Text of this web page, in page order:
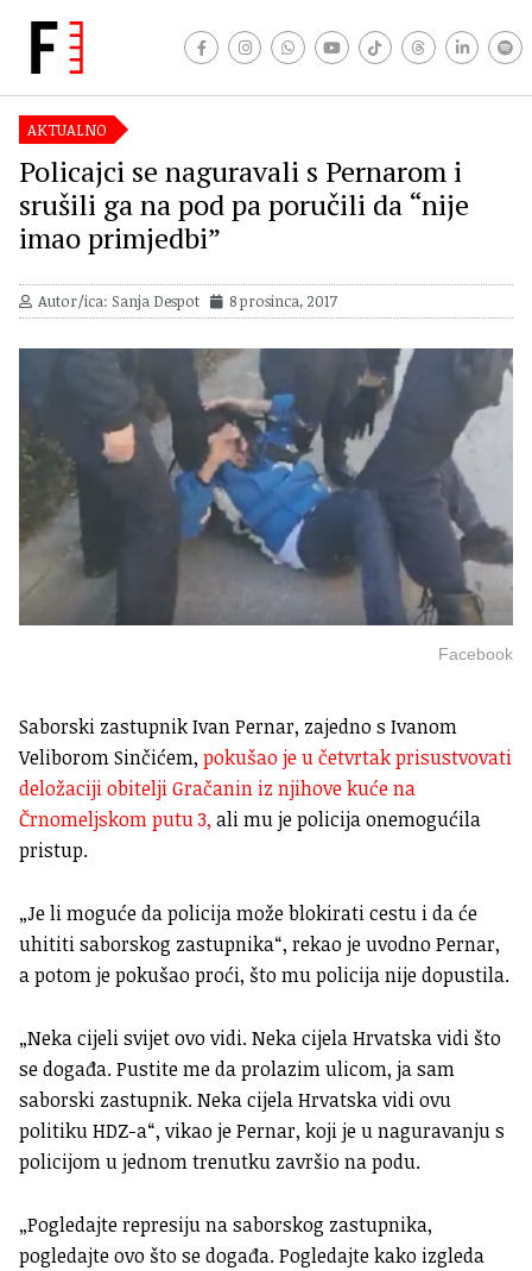
AKTUALNO
Policajci se naguravali s Pernarom i
srušili ga na pod pa poručili da “nije
imao primjedbi”
Autor/ica: Sanja Despot 8 prosinca, 2017
Facebook
Saborski zastupnik Ivan Pernar, zajedno s Ivanom
Veliborom Sinčićem, pokušao je u četvrtak prisustvovati
deložaciji obitelji Gračanin iz njihove kuće na
Črnomeljskom putu 3, ali mu je policija onemogućila
pristup.
„Je li moguće da policija može blokirati cestu i da će
uhititi saborskog zastupnika“, rekao je uvodno Pernar,
a potom je pokušao proći, što mu policija nije dopustila.
„Neka cijeli svijet ovo vidi. Neka cijela Hrvatska vidi što
se događa. Pustite me da prolazim ulicom, ja sam
saborski zastupnik. Neka cijela Hrvatska vidi ovu
politiku HDZ-a“, vikao je Pernar, koji je u naguravanju s
policijom u jednom trenutku završio na podu.
„Pogledajte represiju na saborskog zastupnika,
pogledajte ovo što se događa. Pogledajte kako izgleda